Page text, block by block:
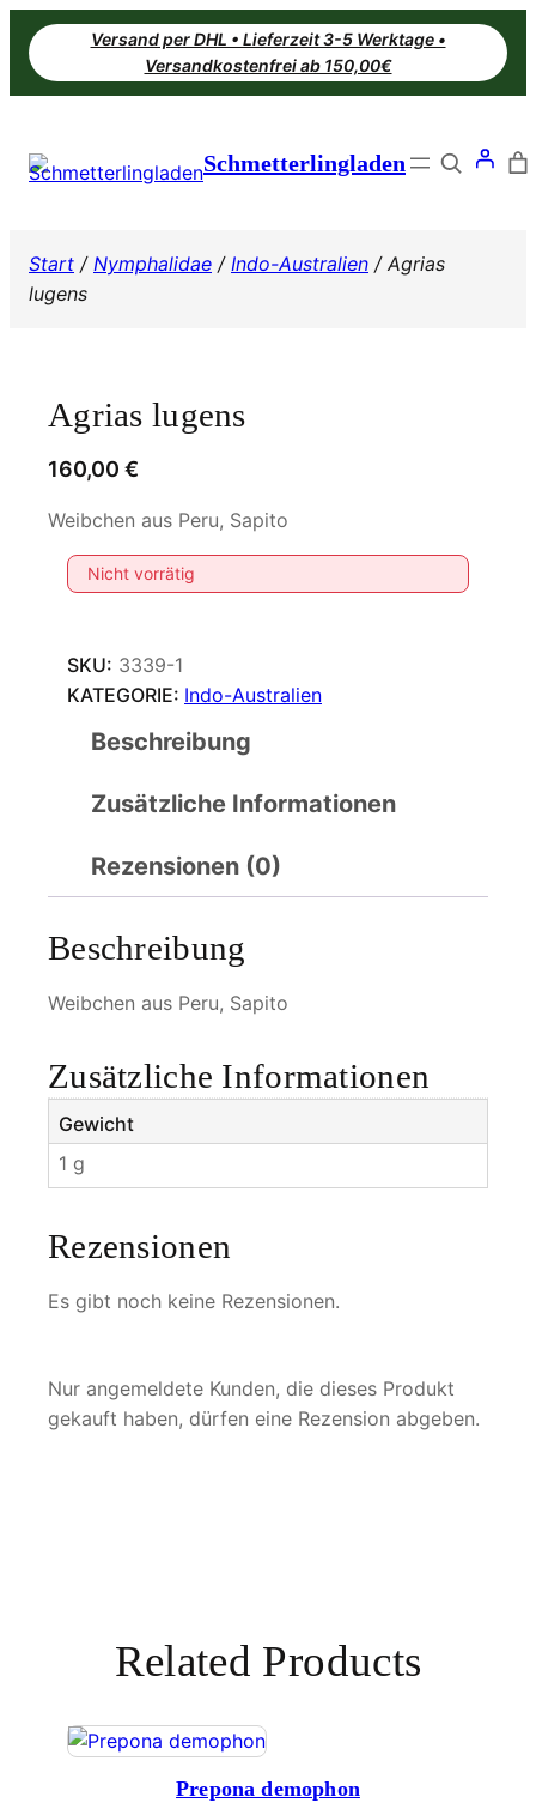
Zum
Inhalt
springen
Versand per DHL • Lieferzeit 3-5 Werktage •
Versandkostenfrei ab 150,00€
Schmetterlingladen Search
Start / Nymphalidae / Indo-Australien / Agrias
lugens
Agrias lugens
160,00 €
Weibchen aus Peru, Sapito
Nicht vorrätig
SKU: 3339-1
KATEGORIE: Indo-Australien
Beschreibung
Zusätzliche Informationen
Rezensionen (0)
Beschreibung
Weibchen aus Peru, Sapito
Zusätzliche Informationen
Gewicht
1 g
Rezensionen
Es gibt noch keine Rezensionen.
Nur angemeldete Kunden, die dieses Produkt
gekauft haben, dürfen eine Rezension abgeben.
Related Products
Prepona demophon